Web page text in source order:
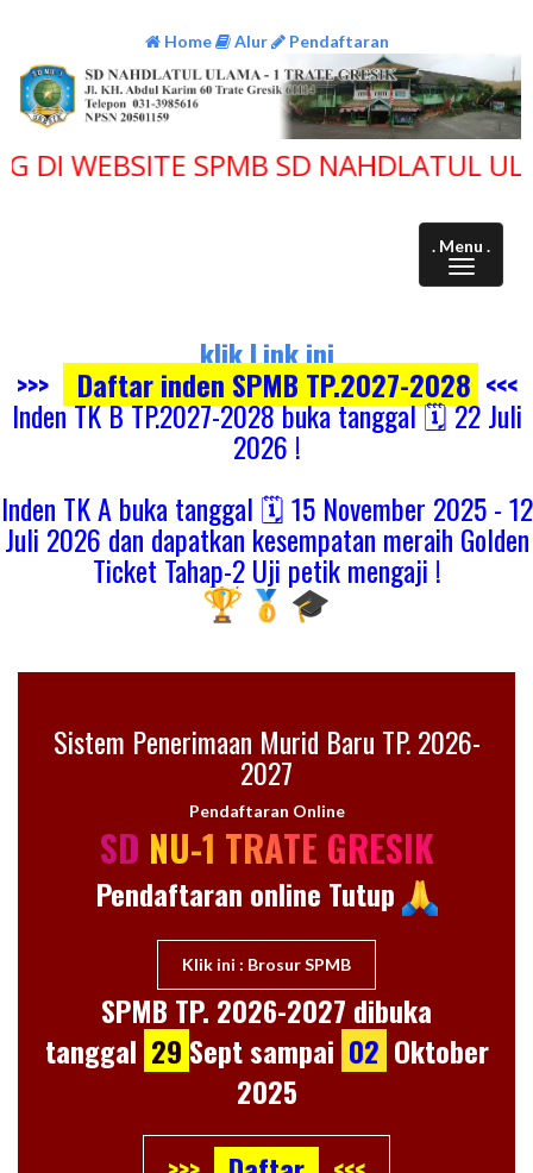
Home Alur Pendaftaran
SPMB SD NAHDLATUL
. Menu .
klik Link ini
>>> Daftar inden SPMB TP.2027-2028 <<<
Inden TK B TP.2027-2028 buka tanggal 🗓️ 22 Juli
2026 !
Inden TK A buka tanggal 🗓️ 15 November 2025 - 12
Juli 2026 dan dapatkan kesempatan meraih Golden
Ticket Tahap-2 Uji petik mengaji !
Sistem Penerimaan Murid Baru TP. 2026-
2027
Pendaftaran Online
SD NU-1 TRATE GRESIK
Pendaftaran online Tutup
Klik ini : Brosur SPMB
SPMB TP. 2026-2027 dibuka
tanggal 29 Sept sampai 02 Oktober
2025